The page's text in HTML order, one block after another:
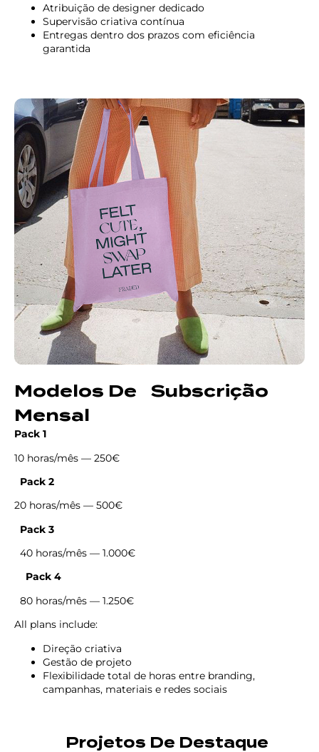
Atribuição de designer dedicado
Supervisão criativa contínua
Entregas dentro dos prazos com eficiência
garantida
Modelos De Subscrição
Mensal
Pack 1
10 horas/mês — 250€
Pack 2
20 horas/mês — 500€
Pack 3
40 horas/mês — 1.000€
Pack 4
80 horas/mês — 1.250€
All plans include:
Direção criativa
Gestão de projeto
Flexibilidade total de horas entre branding,
campanhas, materiais e redes sociais
Projetos De Destaque